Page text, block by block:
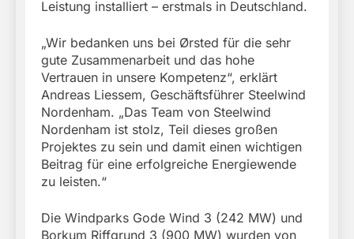
Leistung installiert – erstmals in Deutschland.
„Wir bedanken uns bei Ørsted für die sehr
gute Zusammenarbeit und das hohe
Vertrauen in unsere Kompetenz“, erklärt
Andreas Liessem, Geschäftsführer Steelwind
Nordenham. „Das Team von Steelwind
Nordenham ist stolz, Teil dieses großen
Projektes zu sein und damit einen wichtigen
Beitrag für eine erfolgreiche Energiewende
zu leisten.“
Die Windparks Gode Wind 3 (242 MW) und
Borkum Riffgrund 3 (900 MW) wurden von